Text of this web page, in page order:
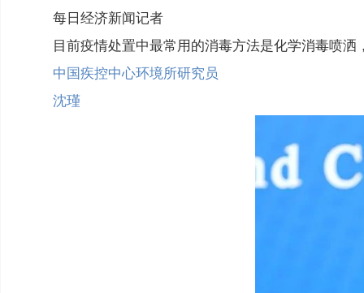
每日经济新闻记者
目前疫情处置中最常用的消毒方法是化学消毒喷
中国疾控中心环境所研究员
沈瑾